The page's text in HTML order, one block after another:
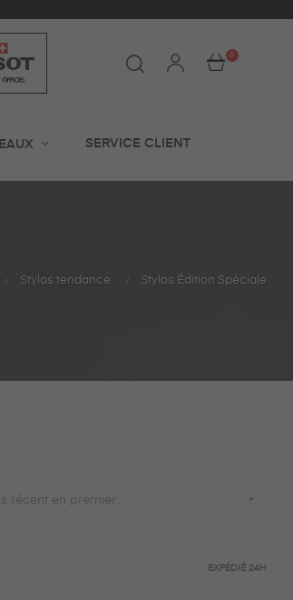
0
SERVICE CLIENT
Stylos tendance Stylos Édition Spéciale
récent en premier 
EXPÉDIÉ24H